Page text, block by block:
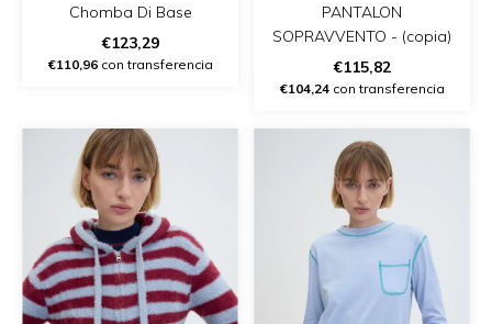
Chomba Di Base
€123,29
€110,96con transferencia
PANTALON
SOPRAVVENTO - (copia)
€115,82
€104,24con transferencia